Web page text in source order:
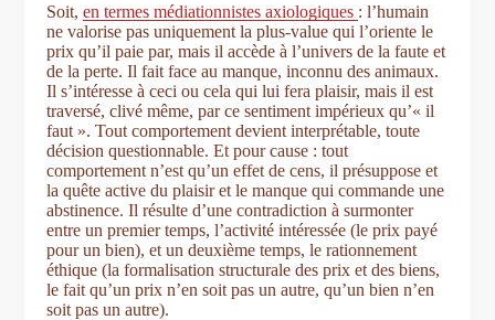
Soit,en termes médiationnistes axiologiques : l’humain
ne valorise pas uniquement la plus-value qui l’oriente le
prix qu’il paie par, mais il accède à l’univers de la faute et
de la perte. Il fait face au manque, inconnu des animaux.
Il s’intéresse à ceci ou cela qui lui fera plaisir, mais il est
traversé, clivé même, par ce sentiment impérieux qu’« il
faut ». Tout comportement devient interprétable, toute
décision questionnable. Et pour cause : tout
comportement n’est qu’un effet de cens, il présuppose et
la quête active du plaisir et le manque qui commande une
abstinence. Il résulte d’une contradiction à surmonter
entre un premier temps, l’activité intéressée (le prix payé
pour un bien), et un deuxième temps, le rationnement
éthique (la formalisation structurale des prix et des biens,
le fait qu’un prix n’en soit pas un autre, qu’un bien n’en
soit pas un autre).